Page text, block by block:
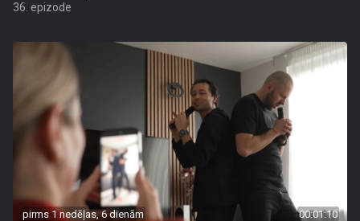
36. epizode
pirms 1 nedēļas, 6 dienām 00:01:10